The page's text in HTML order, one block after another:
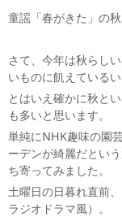
童謡「春がきた」の
さて、今年は秋らし
いものに飢えているい
とはいえ確かに秋と
も多いと思います。
単純にNHK趣味の園
ーデンが綺麗だとい
ち寄ってみました。
土曜日の日暮れ直前
ラジオドラマ風）。